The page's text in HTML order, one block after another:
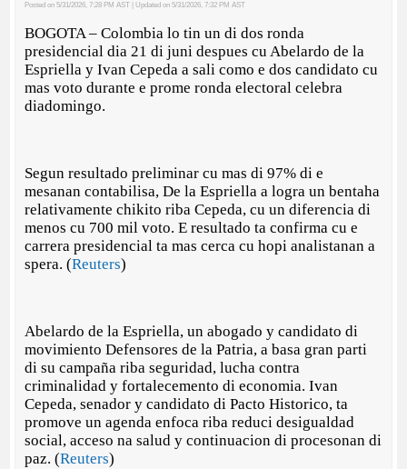
Posted on 5/31/2026, 7:28 PM AST | Updated on 5/31/2026, 7:32 PM AST
BOGOTA – Colombia lo tin un di dos ronda
presidencial dia 21 di juni despues cu Abelardo de la
Espriella y Ivan Cepeda a sali como e dos candidato cu
mas voto durante e prome ronda electoral celebra
diadomingo.
Segun resultado preliminar cu mas di 97% di e
mesanan contabilisa, De la Espriella a logra un bentaha
relativamente chikito riba Cepeda, cu un diferencia di
menos cu 700 mil voto. E resultado ta confirma cu e
carrera presidencial ta mas cerca cu hopi analistanan a
spera. (Reuters)
Abelardo de la Espriella, un abogado y candidato di
movimiento Defensores de la Patria, a basa gran parti
di su campaña riba seguridad, lucha contra
criminalidad y fortalecemento di economia. Ivan
Cepeda, senador y candidato di Pacto Historico, ta
promove un agenda enfoca riba reduci desigualdad
social, acceso na salud y continuacion di procesonan di
paz. (Reuters)